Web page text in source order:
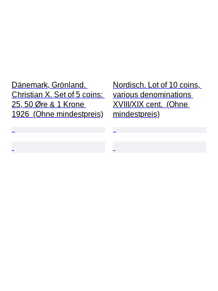
Dänemark, Grönland.
Christian X. Set of 5 coins:
25, 50 Øre & 1 Krone
1926  (Ohne mindestpreis)
Nordisch. Lot of 10 coins,
various denominations
XVIII/XIX cent.  (Ohne
mindestpreis)